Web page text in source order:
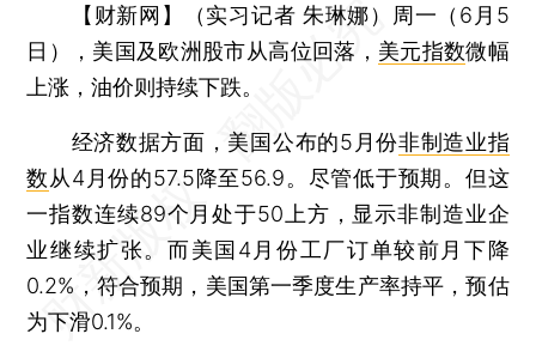
【财新网】（实习记者 朱琳娜） 周一（6月5
日），美国及欧洲股市从高位回落， 美元指数微幅
上涨，油价则持续下跌。
经济数据方面，美国公布的5月份非制造业指
数从4月份的57.5降至56.9。尽管低于预期。但这
一指数连续89个月处于50上方，显示非制造业企
业继续扩张。而美国4月份工厂订单较前月下降
0.2%，符合预期，美国第一季度生产率持平，预估
为下滑0.1%。